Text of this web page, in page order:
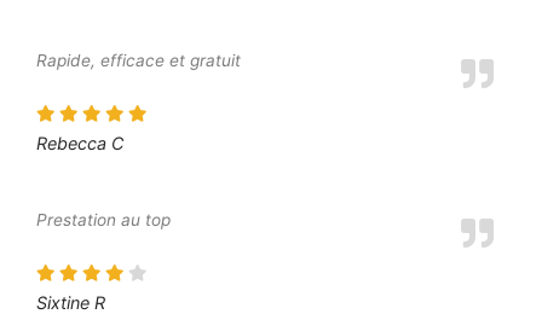
Rapide, efficace et gratuit
Rebecca C
Prestation au top
Sixtine R